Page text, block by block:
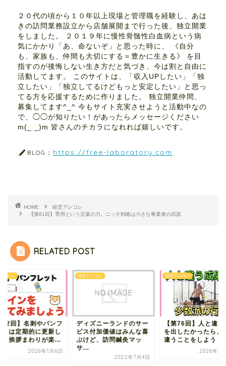
２０代の頃から１０年以上現場と管理職を経験し、あは
きの訪問業務設立から店舗展開まで行った後、独立開業
をしました。 ２０１９年に慢性骨髄性白血病という病
気にかかり「あ、命ないぞ」と思った時に、 《自分
も、家族も、仲間も大切にする＝豊かに生きる》 を目
指すのが後悔しない生き方だと気づき、今は割と自由に
活動してます。 このサイトは、「収入UPしたい」「独
立したい」「独立してるけどもっと安定したい」と思っ
てる方を応援するために作りました。 独立開業仲間、
募集してます^_^ 今もサイト充実させようと活動中なの
で、◯◯が知りたい！があったらメッセージください
m(_ _)m 皆さんのチカラになれれば嬉しいです。
BLOG： https://free-laboratory.com
HOME
経営アレコレ
【第81回】専用という言葉の力。ニッチ戦略は小さな事業者の武器
RELATED POST
レコレ
ズニーランドのサー
付加価値はみんな喜
ど、訪問鍼灸マッ
経営アレコレ
【第76回】人と違う成果
を出したかったら、人と
違うことをしよう
経営アレコレ
【第52回】名刺やパ
レットは定期的に更
よう｜挨拶まわりが
2026年1